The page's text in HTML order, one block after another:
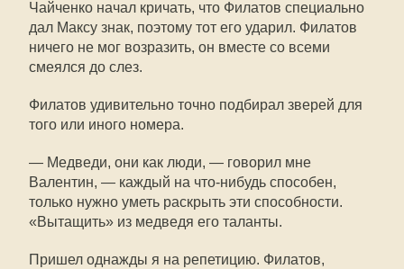
Чайченко начал кричать, что Филатов специально
дал Максу знак, поэтому тот его ударил. Филатов
ничего не мог возразить, он вместе со всеми
смеялся до слез.
Филатов удивительно точно подбирал зверей для
того или иного номера.
— Медведи, они как люди, — говорил мне
Валентин, — каждый на что-нибудь способен,
только нужно уметь раскрыть эти способности.
«Вытащить» из медведя его таланты.
Пришел однажды я на репетицию. Филатов,